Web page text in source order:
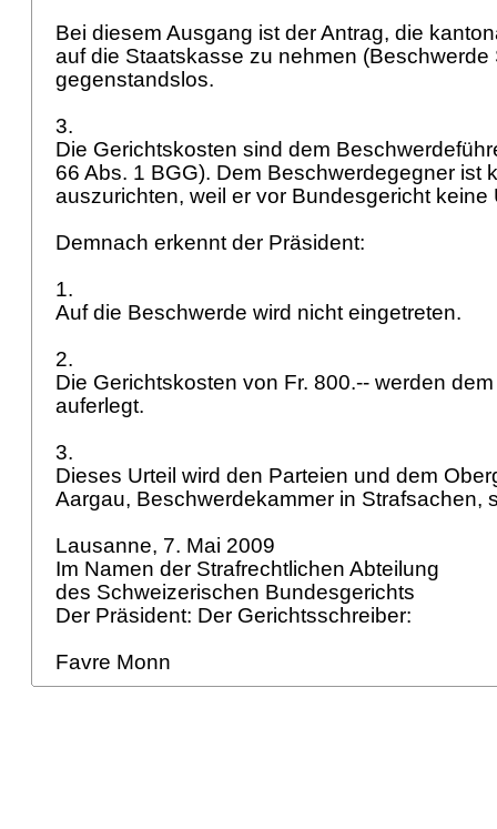
Bei diesem Ausgang ist der Antrag, die
auf die Staatskasse zu nehmen (Beschwerde
gegenstandslos.
3.
Die Gerichtskosten sind dem
66 Abs. 1 BGG). Dem Beschwerdegegner ist
auszurichten, weil er vor Bundesgericht
Demnach erkennt der Präsident:
1.
Auf die Beschwerde wird nicht eingetreten.
2.
Die Gerichtskosten von Fr. 800.-- werden
auferlegt.
3.
Dieses Urteil wird den Parteien und dem
Aargau, Beschwerdekammer in Strafsachen,
Lausanne, 7. Mai 2009
Im Namen der Strafrechtlichen Abteilung
des Schweizerischen Bundesgerichts
Der Präsident: Der Gerichtsschreiber:
Favre Monn